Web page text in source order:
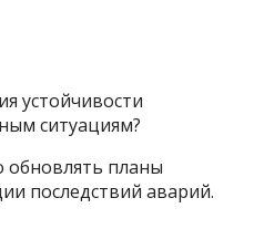
устойчивости
ситуациям?
обновлять планы
последствий аварий.